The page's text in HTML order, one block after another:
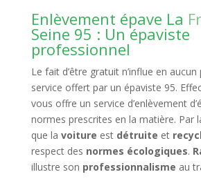
Enlèvement épave La
Seine 95 : Un épaviste
professionnel
Le fait d’être gratuit n’influe en
service offert par un épaviste 95.
vous offre un service d’enlèvement
normes prescrites en la matière. Par
que la voiture est détruite et
respect des normes écologiques.
illustre son professionnalisme au